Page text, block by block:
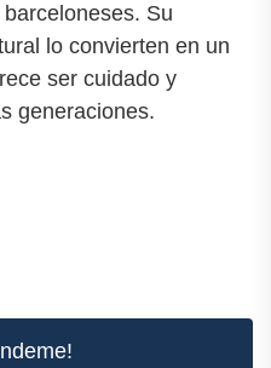
Su
lo convierten en un
ser cuidado y
generaciones.